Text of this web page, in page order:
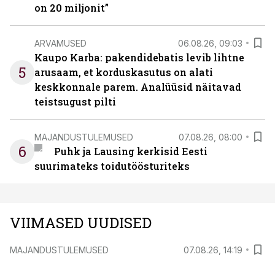
on 20 miljonit”
5
ARVAMUSED 06.08.26, 09:03
Kaupo Karba: pakendidebatis levib lihtne
arusaam, et korduskasutus on alati
keskkonnale parem. Analüüsid näitavad
teistsugust pilti
6
MAJANDUSTULEMUSED 07.08.26, 08:00
Puhk ja Lausing kerkisid Eesti
suurimateks toidutöösturiteks
VIIMASED UUDISED
MAJANDUSTULEMUSED 07.08.26, 14:19